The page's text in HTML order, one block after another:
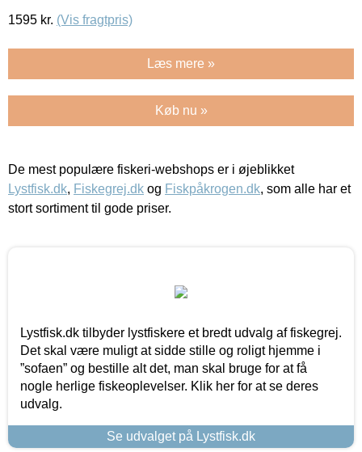
1595 kr. (Vis fragtpris)
Læs mere »
Køb nu »
De mest populære fiskeri-webshops er i øjeblikket
Lystfisk.dk, Fiskegrej.dk og Fiskpåkrogen.dk, som alle har et
stort sortiment til gode priser.
Lystfisk.dk tilbyder lystfiskere et bredt udvalg af fiskegrej.
Det skal være muligt at sidde stille og roligt hjemme i
”sofaen” og bestille alt det, man skal bruge for at få
nogle herlige fiskeoplevelser. Klik her for at se deres
udvalg.
Se udvalget på Lystfisk.dk